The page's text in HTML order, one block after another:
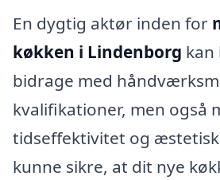
En dygtig aktør inden for
køkken i Lindenborg kan
bidrage med
kvalifikationer, men også
tidseffektivitet og æstetisk
kunne sikre, at dit nye